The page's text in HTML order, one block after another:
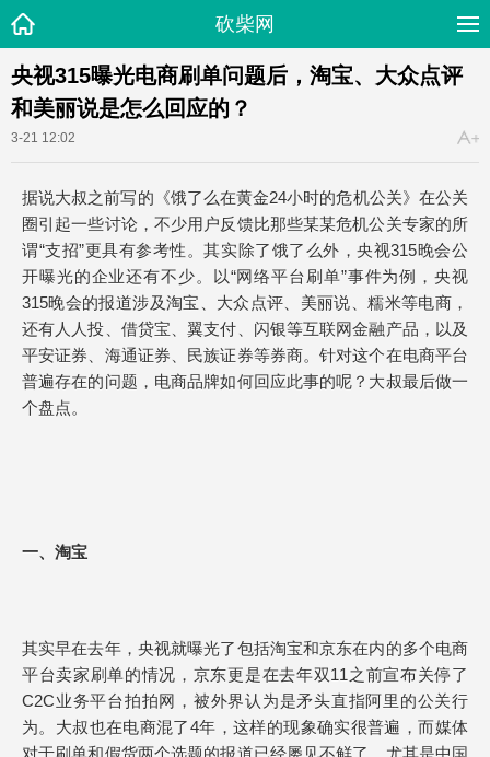
砍柴网
央视315曝光电商刷单问题后，淘宝、大众点评
和美丽说是怎么回应的？
3-21 12:02
据说大叔之前写的《饿了么在黄金24小时的危机公关》在公关
圈引起一些讨论，不少用户反馈比那些某某危机公关专家的所
谓“支招”更具有参考性。其实除了饿了么外，央视315晚会公
开曝光的企业还有不少。以“网络平台刷单”事件为例，央视
315晚会的报道涉及淘宝、大众点评、美丽说、糯米等电商，
还有人人投、借贷宝、翼支付、闪银等互联网金融产品，以及
平安证券、海通证券、民族证券等券商。针对这个在电商平台
普遍存在的问题，电商品牌如何回应此事的呢？大叔最后做一
个盘点。
一、淘宝
其实早在去年，央视就曝光了包括淘宝和京东在内的多个电商
平台卖家刷单的情况，京东更是在去年双11之前宣布关停了
C2C业务平台拍拍网，被外界认为是矛头直指阿里的公关行
为。大叔也在电商混了4年，这样的现象确实很普遍，而媒体
对于刷单和假货两个选题的报道已经屡见不鲜了，尤其是中国